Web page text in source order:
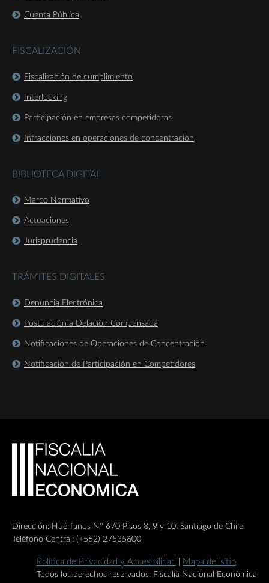
Cuenta Pública
FISCALIZACIÓN
Fiscalización de cumplimiento
Interlocking
Participación en empresas competidoras
Infracciones en operaciones de concentración
BIBLIOTECA DIGITAL
Marco Normativo
Actuaciones
Jurisprudencia
TRÁMITES DIGITALES
Denuncia Electrónica
Postulación a Delación Compensada
Notificaciones de Operaciones de Concentración
Notificación de Participación en Competidores
Dirección: Huérfanos Nº 670 Pisos 8, 9 y 10, Santiago de Chile
Teléfono Central: (+562) 27535600
Política de Privacidad y Accesibilidad Mapa del sitio
Todos los derechos reservados, Fiscalía Nacional Económica